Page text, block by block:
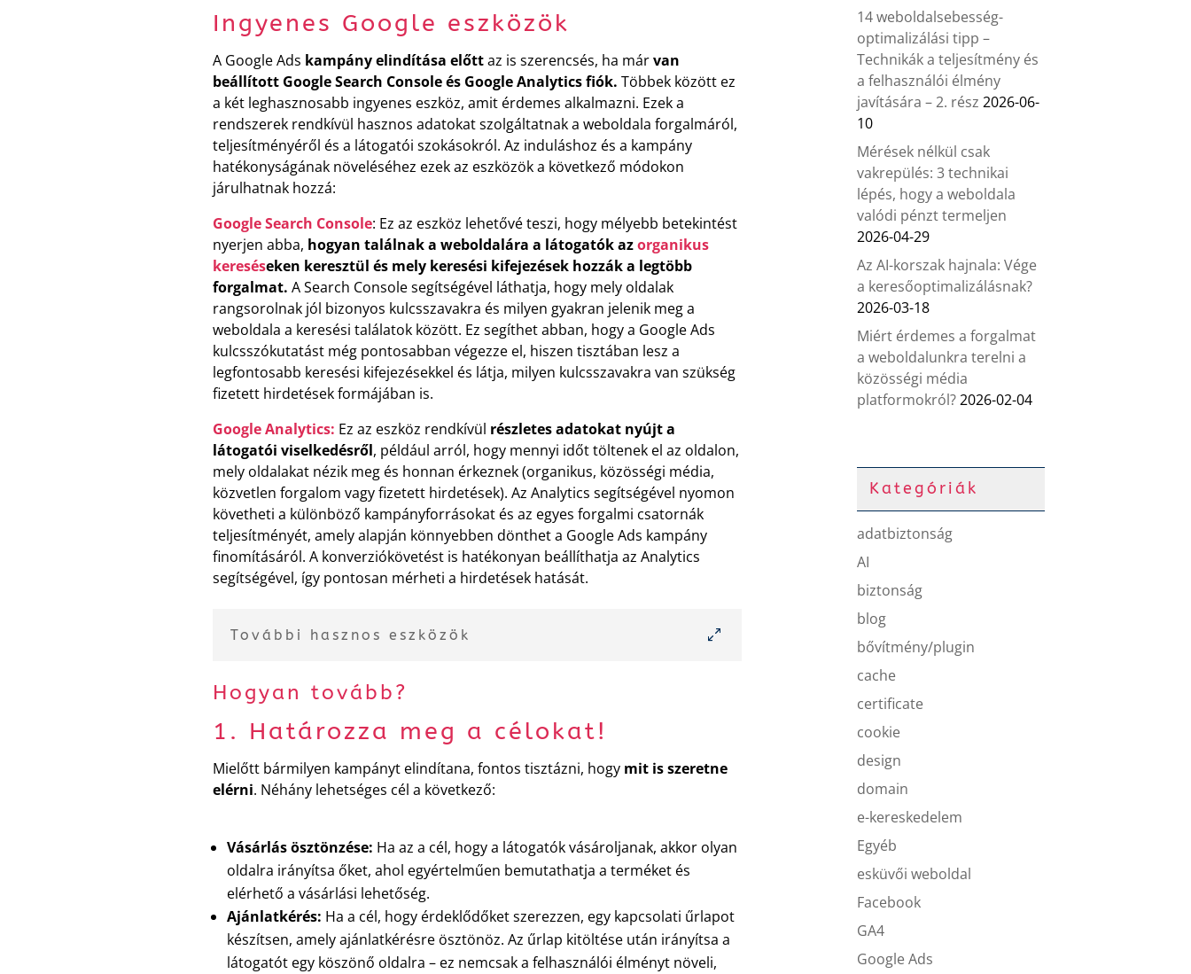
Ingyenes Google eszközök
A Google Ads kampány elindítása előttaz is szerencsés, ha márvan
beállított Google Search Console és Google Analytics fiók. Többek között ez
a két leghasznosabb ingyenes eszköz, amit érdemes alkalmazni. Ezek a
rendszerek rendkívül hasznos adatokat szolgáltatnak a weboldala forgalmáról,
teljesítményéről és a látogatói szokásokról. Az induláshoz és a kampány
hatékonyságának növeléséhez ezek az eszközök a következő módokon
járulhatnak hozzá:
Google Search Console: Ez az eszköz lehetővé teszi, hogy mélyebb betekintést
nyerjen abba, hogyan találnak a weboldalára a látogatók azorganikus
kereséseken keresztül és mely keresési kifejezések hozzák a legtöbb
forgalmat. A Search Console segítségével láthatja, hogy mely oldalak
rangsorolnak jól bizonyos kulcsszavakra és milyen gyakran jelenik meg a
weboldala a keresési találatok között. Ez segíthet abban, hogy a Google Ads
kulcsszókutatást még pontosabban végezze el, hiszen tisztában lesz a
legfontosabb keresési kifejezésekkel és látja, milyen kulcsszavakra van szükség
fizetett hirdetések formájában is.
Google Analytics: Ez az eszköz rendkívül részletes adatokat nyújt a
látogatói viselkedésről, például arról, hogy mennyi időt töltenek el az oldalon,
mely oldalakat nézik meg és honnan érkeznek (organikus, közösségi média,
közvetlen forgalom vagy fizetett hirdetések). Az Analytics segítségével nyomon
követheti a különböző kampányforrásokat és az egyes forgalmi csatornák
teljesítményét, amely alapján könnyebben dönthet a Google Ads kampány
finomításáról. A konverziókövetést is hatékonyan beállíthatja az Analytics
segítségével, így pontosan mérheti a hirdetések hatását.
További hasznos eszközök
Hogyan tovább?
1. Határozza meg a célokat!
Mielőtt bármilyen kampányt elindítana, fontos tisztázni, hogy mit is szeretne
elérni. Néhány lehetséges cél a következő:
Vásárlás ösztönzése: Ha az a cél, hogy a látogatók vásároljanak, akkor olyan
oldalra irányítsa őket, ahol egyértelműen bemutathatja a terméket és
elérhető a vásárlási lehetőség.
Ajánlatkérés: Ha a cél, hogy érdeklődőket szerezzen, egy kapcsolati űrlapot
készítsen, amely ajánlatkérésre ösztönöz. Az űrlap kitöltése után irányítsa a
látogatót egy köszönő oldalra – ez nemcsak a felhasználói élményt növeli,
14 weboldalsebesség-
optimalizálási tipp –
Technikák a teljesítmény és
a felhasználói élmény
javítására – 2. rész 2026-06-
10
Mérések nélkül csak
vakrepülés: 3 technikai
lépés, hogy a weboldala
valódi pénzt termeljen
2026-04-29
Az AI-korszak hajnala: Vége
a keresőoptimalizálásnak?
2026-03-18
Miért érdemes a forgalmat
a weboldalunkra terelni a
közösségi média
platformokról?2026-02-04
Kategóriák
adatbiztonság
AI
biztonság
blog
bővítmény/plugin
cache
certificate
cookie
design
domain
e-kereskedelem
Egyéb
esküvői weboldal
Facebook
GA4
Google Ads